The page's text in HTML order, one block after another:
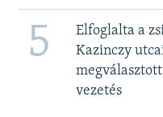
5
Elfoglalta a
Kazinczy
vezetés